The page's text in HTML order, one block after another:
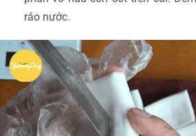
ráo nước.